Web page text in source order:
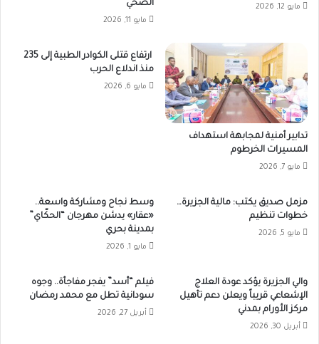
مايو 12, 2026 الصحي
مايو 11, 2026
تدابير أمنية لمجابهة استهداف
المسيرات الخرطوم
مايو 7, 2026
ارتفاع قتلى الكوادر الطبية إلى 235
منذ اندلاع الحرب
مايو 6, 2026
مزمل صديق يكتب: مالية الجزيرة…
خطوات تنظيم
مايو 5, 2026
وسط نجاح ومشاركة واسعة..
«عقار» يدشن مهرجان “الحكّاي”
بمدينة بحري
مايو 1, 2026
والي الجزيرة يؤكد عودة العلاج
الإشعاعي قريباً ويعلن دعم تأهيل
مركز الأورام بمدني
أبريل 30, 2026
فيلم “أسد” يفجر مفاجأة.. وجوه
سودانية تطل مع محمد رمضان
أبريل 27, 2026